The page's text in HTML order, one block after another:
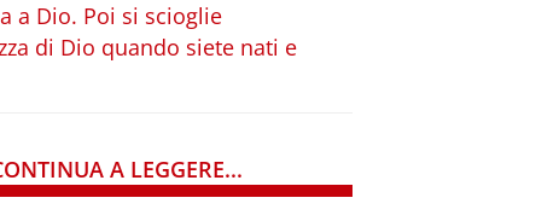
a Dio. Poi si scioglie
di Dio quando siete nati e
A LEGGERE...